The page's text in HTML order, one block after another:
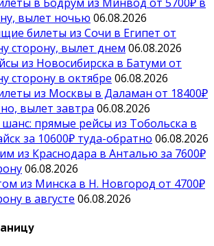
вылет ночью 06.08.2026
билеты из Сочи в Египет от
сторону, вылет днем 06.08.2026
из Новосибирска в Батуми от
сторону в октябре 06.08.2026
из Москвы в Даламан от 18400₽
вылет завтра 06.08.2026
прямые рейсы из Тобольска в
за 10600₽ туда-обратно 06.08.2026
из Краснодара в Анталью за 7600₽
06.08.2026
из Минска в Н. Новгород от 4700₽
в августе 06.08.2026